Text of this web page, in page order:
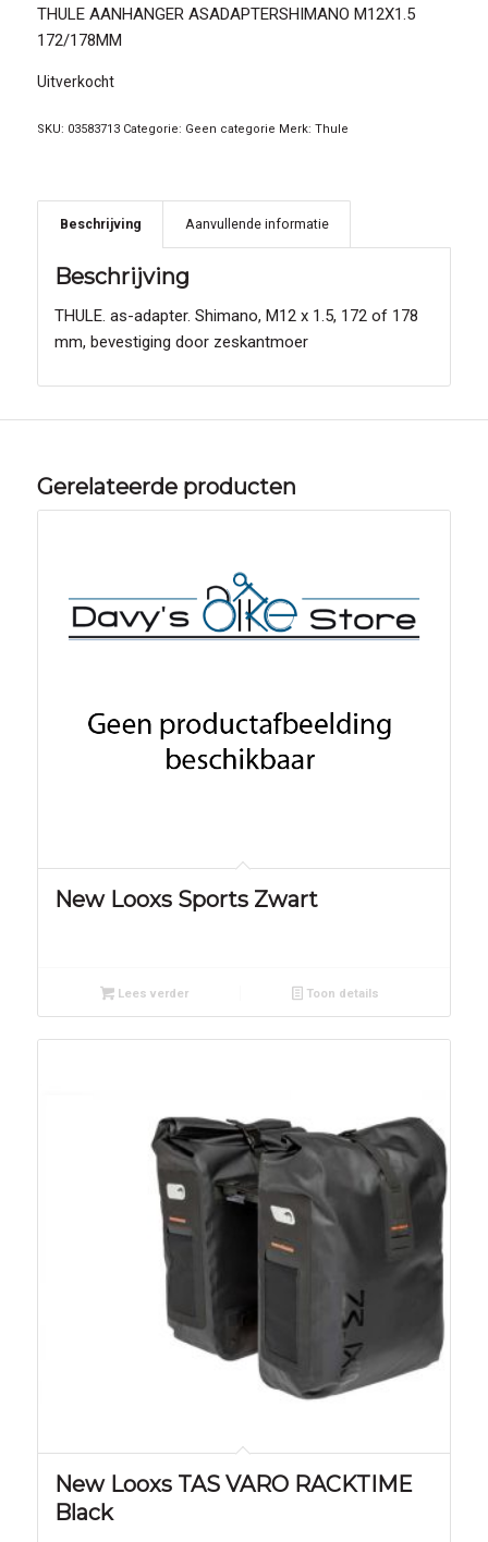
THULE AANHANGER ASADAPTERSHIMANO M12X1.5
172/178MM
Uitverkocht
SKU: 03583713 Categorie: Geen categorie Merk: Thule
Beschrijving Aanvullende informatie
Beschrijving
THULE. as-adapter. Shimano, M12 x 1.5, 172 of 178
mm, bevestiging door zeskantmoer
Gerelateerde producten
New Looxs Sports Zwart
Lees verder Toon details
New Looxs TAS VARO RACKTIME
Black